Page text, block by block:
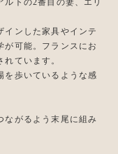
トの2番目の妻、エリ
インした家具やインテ
が可能。フランスにお
ています。
を歩いているような感
ながるよう末尾に組み